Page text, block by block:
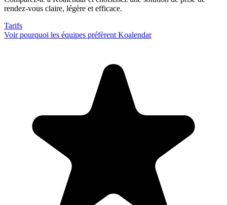
rendez-vous claire, légère et efficace.
Tarifs
Voir pourquoi les équipes préfèrent Koalendar